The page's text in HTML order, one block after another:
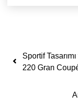
Yazı
Sportif
220 Gran